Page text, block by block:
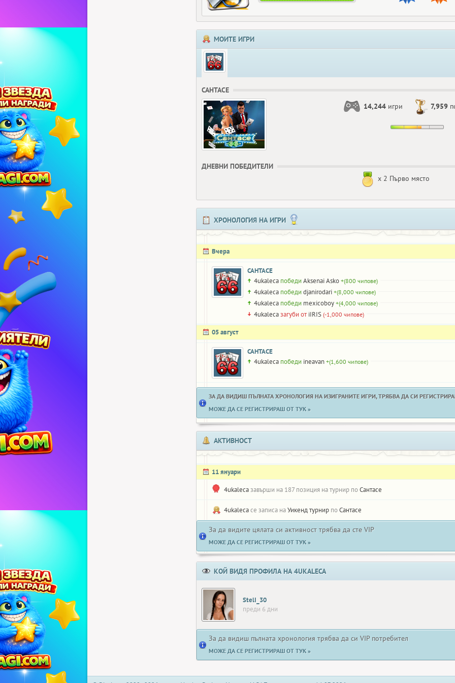
МОИТЕ ИГРИ
САНТАСЕ
14,244 игри 7,959
ДНЕВНИ ПОБЕДИТЕЛИ
x 2 Първо място
ХРОНОЛОГИЯ НА ИГРИ
Вчера
САНТАСЕ
4ukaleca победи Aksenai Asko +(800 чипове)
4ukaleca победи djanirodari +(8,000 чипове)
4ukaleca победи mexicoboy +(4,000 чипове)
4ukalecaзагуби от iIRIS (-1,000 чипове)
05 август
САНТАСЕ
4ukaleca победи ineavan +(1,600 чипове)
ЗА ДА ВИДИШ ПЪЛНАТА ХРОНОЛОГИЯ НА ИЗИГРАНИТЕ ИГРИ, ТРЯБВА ДА СИ
МОЖЕ ДА СЕ РЕГИСТРИРАШ ОТ ТУК »
АКТИВНОСТ
11 януари
4ukalecaзавърши на 187 позиция на турнир поСантасе
4ukalecaсе записа наУикенд турнир поСантасе
За да видите цялата си активност трябва да сте VIP
МОЖЕ ДА СЕ РЕГИСТРИРАШ ОТ ТУК »
КОЙ ВИДЯ ПРОФИЛА НА 4UKALECA
StelI_30
преди 6 дни
За да видиш пълната хронология трябва да си VIP потребител
МОЖЕ ДА СЕ РЕГИСТРИРАШ ОТ ТУК »